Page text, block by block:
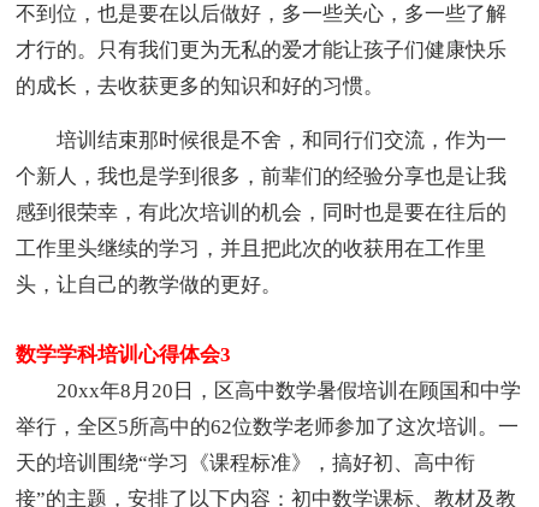
不到位，也是要在以后做好，多一些关心，多一些了解
才行的。只有我们更为无私的爱才能让孩子们健康快乐
的成长，去收获更多的知识和好的习惯。
培训结束那时候很是不舍，和同行们交流，作为一
个新人，我也是学到很多，前辈们的经验分享也是让我
感到很荣幸，有此次培训的机会，同时也是要在往后的
工作里头继续的学习，并且把此次的收获用在工作里
头，让自己的教学做的更好。
数学学科培训心得体会3
20xx年8月20日，区高中数学暑假培训在顾国和中学
举行，全区5所高中的62位数学老师参加了这次培训。一
天的培训围绕“学习《课程标准》，搞好初、高中衔
接”的主题，安排了以下内容：初中数学课标、教材及教